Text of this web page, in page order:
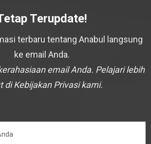
Terupdate!
terbaru tentang Anabul langsung
ke email Anda.
email Anda. Pelajari lebih
di Kebijakan Privasi kami.